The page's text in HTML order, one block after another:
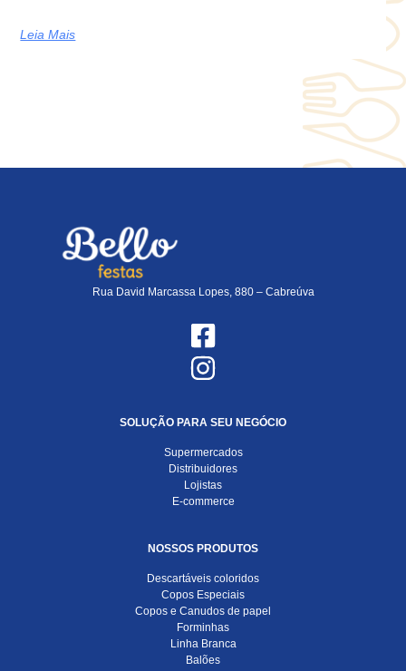
Leia Mais
Rua David Marcassa Lopes, 880 – Cabreúva
SOLUÇÃO PARA SEU NEGÓCIO
Supermercados
Distribuidores
Lojistas
E-commerce
NOSSOS PRODUTOS
Descartáveis coloridos
Copos Especiais
Copos e Canudos de papel
Forminhas
Linha Branca
Balões